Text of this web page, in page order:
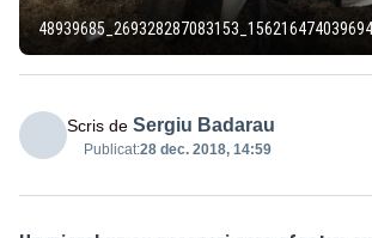
Scris de Sergiu Badarau
Publicat:28 dec. 2018, 14:59